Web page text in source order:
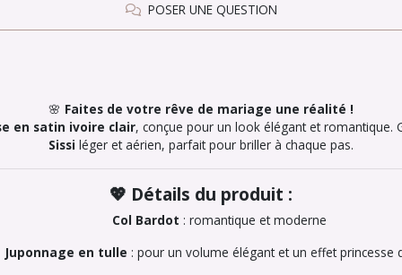
POSER UNE QUESTION
🌸 Faites de votre rêve de mariage une réalité !
en satin ivoire clair, conçue pour un look élégant et romantique.
Sissi léger et aérien, parfait pour briller à chaque pas.
💖 Détails du produit :
Col Bardot : romantique et moderne
Juponnage en tulle : pour un volume élégant et un effet princesse